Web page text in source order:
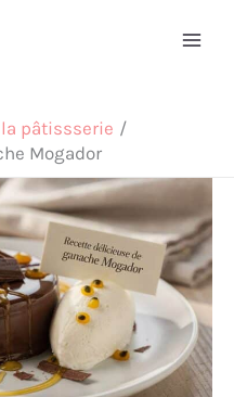
pâtissserie
Mogador